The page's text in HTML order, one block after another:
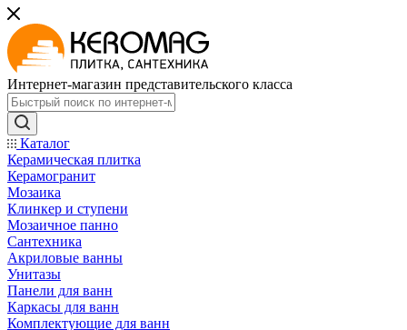
Интернет-магазин представительского класса
Каталог
Керамическая плитка
Керамогранит
Мозаика
Клинкер и ступени
Мозаичное панно
Сантехника
Акриловые ванны
Унитазы
Панели для ванн
Каркасы для ванн
Комплектующие для ванн